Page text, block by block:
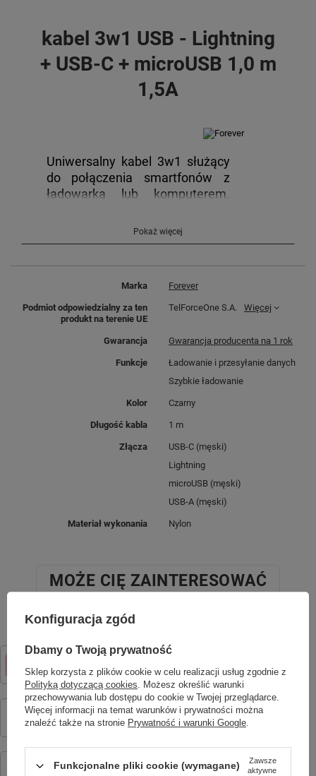
kabel 3w1 USB - Lightning
+ USB-C + microUSB 1,0 m
1,5A
Uniwersalny kabel 3w1 służący
do połączenia smartfonów z
ładowarką lub komputerem.
baterii oraz transferu danych w
urządzeniach wyposażonych w
Dzięki swojej konstrukcji jest
odporny na splątanie.
Zastosowany na całej długości
nylonowy oplot usztywnia i
zabezpiecza kabel przed
Pokaż więcej
Marka Forever
Podmiot odpowiedzialny za ten
produkt na terenie UE
TelForceOne S.A. Więcej
Gwarancja Gwarancja producenta na 1 rok
Funkcje
Ładowanie i przesyłanie danych
Szybkie ładowanie
Kolor Czarny
Długość kabla 1 m
Złącza
USB-C (męski)
Lightning
microUSB (męski)
USB-A (męski)
Materiał wykonania Nylon
MOŻE CIĘ ZAINTERESOWAĆ
Forever Aparat natychmiastowy z flaszem ICF-16 różowy
134,99 zł / szt.
Pasek silikonowy KW-520 rózowy
44,90 zł / szt.
Smartwatch dziecięcy AI Forever Boost KW-530 GPS WiFi 4G –
Inteligentny zegarek dla dzieci z lokalizatorem, rozmowami wideo i
Konfiguracja zgód
Dbamy o Twoją prywatność
Sklep korzysta z plików cookie w celu realizacji usług zgodnie z
Polityką dotyczącą cookies. Możesz określić warunki
przechowywania lub dostępu do cookie w Twojej przeglądarce.
Więcej informacji na temat warunków i prywatności można
znaleźć także na stronie Prywatność i warunki Google.
Funkcjonalne pliki cookie (wymagane)
Zawsze
aktywne